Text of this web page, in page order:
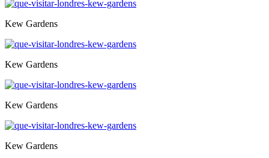
Kew Gardens
Kew Gardens
Kew Gardens
Kew Gardens